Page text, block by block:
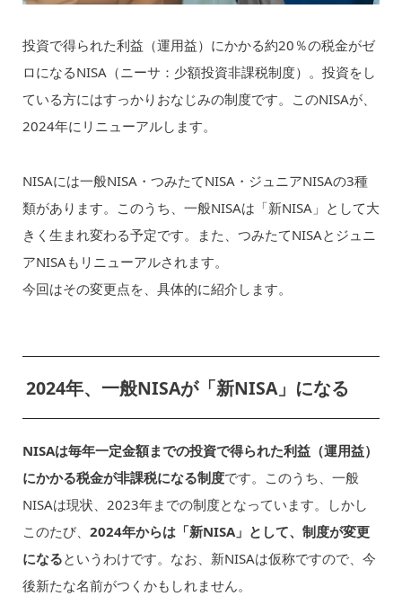
投資で得られた利益（運用益）にかかる約20％の税金がゼ
ロになるNISA（ニーサ：少額投資非課税制度）。投資をし
ている方にはすっかりおなじみの制度です。このNISAが、
2024年にリニューアルします。
NISAには一般NISA・つみたてNISA・ジュニアNISAの3種
類があります。このうち、一般NISAは「新NISA」として大
きく生まれ変わる予定です。また、つみたてNISAとジュニ
アNISAもリニューアルされます。
今回はその変更点を、具体的に紹介します。
2024年、一般NISAが「新NISA」になる
NISAは毎年一定金額までの投資で得られた利益（運用益）
にかかる税金が非課税になる制度です。このうち、一般
NISAは現状、2023年までの制度となっています。しかし
このたび、 2024年からは「新NISA」として、制度が変更
になるというわけです。なお、新NISAは仮称ですので、今
後新たな名前がつくかもしれません。